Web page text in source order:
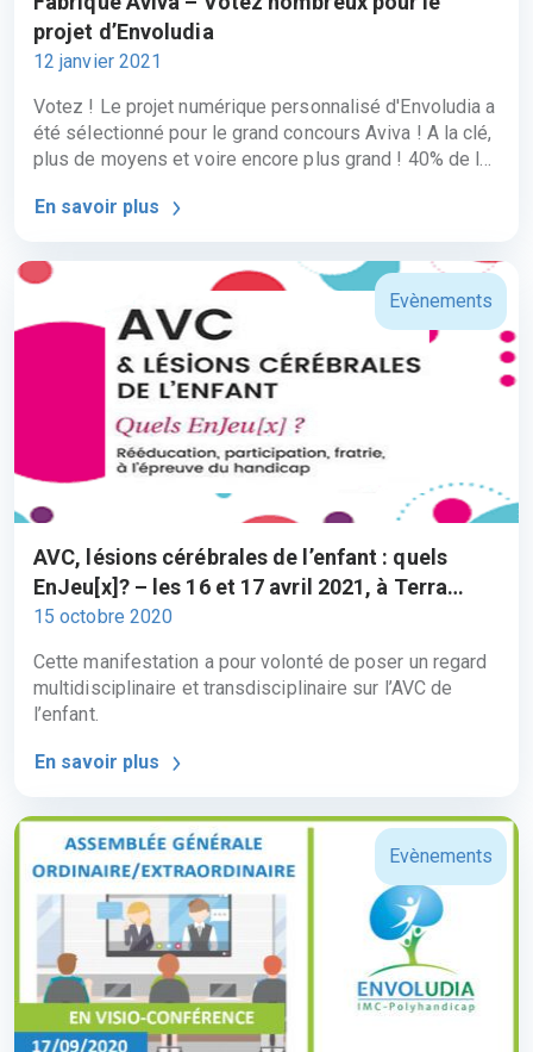
projet d’Envoludia
12 janvier 2021
Votez ! Le projet numérique personnalisé d'Envoludia a
été sélectionné pour le grand concours Aviva ! A la clé,
plus de moyens et voire encore plus grand ! 40% de la
votez, faites voter vos collègues, vos amis, votre
de s’inscrire sur le site
https://www.lafabriqueaviva.fr/fr/project/4639/show#
puis voter et attribuer la réserve de 10 votes au projet
Envoludia. Merci à tous !
En savoir plus
Evènements
AVC, lésions cérébrales de l’enfant : quels
EnJeu[x]? – les 16 et 17 avril 2021, à Terra
Botanica
15 octobre 2020
Cette manifestation a pour volonté de poser un regard
multidisciplinaire et transdisciplinaire sur l’AVC de
l’enfant.
En savoir plus
Evènements